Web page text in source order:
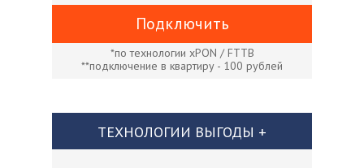
*по технологии xPON / FTTB
**подключение в квартиру - 100 рублей
Подключить
ТЕХНОЛОГИИ ВЫГОДЫ +